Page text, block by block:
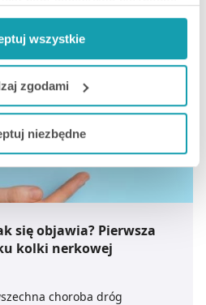
Portalu oraz jego
od funkcji, dane o tym jak
będą również przekazywane
i analitycznych.
swoją zgodę i wybrać tylko
z którymi wiąże się
aktywności dokonaj
wyborów i kliknij „
Zaakceptuj niezbędne”, co
wyrażasz zgody na
które nie są niezbędne
Będzie się to jednak wiązało
wszystkie
zgodami
niezbędne
się objawia? Pierwsza
kolki nerkowej
choroba dróg